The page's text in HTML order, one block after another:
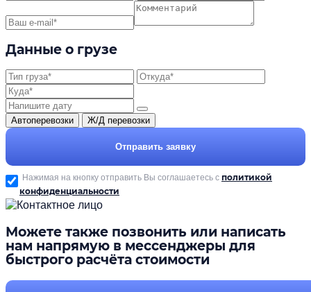
Данные о грузе
Автоперевозки Ж/Д перевозки
Отправить заявку
Нажимая на кнопку отправить Вы соглашаетесь с политикой
конфиденциальности
Можете также позвонить или написать
нам напрямую в мессенджеры для
быстрого расчёта стоимости